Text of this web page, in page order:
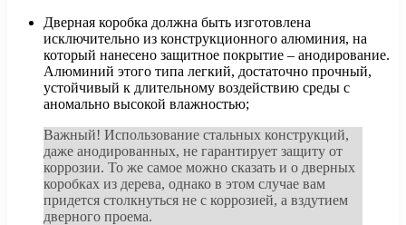
Дверная коробка должна быть изготовлена ​​
исключительно из конструкционного алюминия, на
который нанесено защитное покрытие – анодирование.
Алюминий этого типа легкий, достаточно прочный,
устойчивый к длительному воздействию среды с
аномально высокой влажностью;
Важный! Использование стальных конструкций,
даже анодированных, не гарантирует защиту от
коррозии. То же самое можно сказать и о дверных
коробках из дерева, однако в этом случае вам
придется столкнуться не с коррозией, а вздутием
дверного проема.